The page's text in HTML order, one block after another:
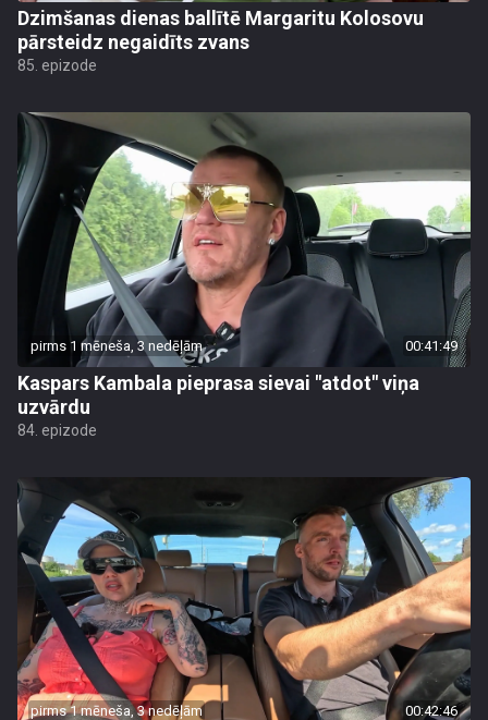
Dzimšanas dienas ballītē Margaritu Kolosovu
pārsteidz negaidīts zvans
85. epizode
pirms 1 mēneša, 3 nedēļām 00:41:49
Kaspars Kambala pieprasa sievai "atdot" viņa
uzvārdu
84. epizode
pirms 1 mēneša, 3 nedēļām 00:42:46